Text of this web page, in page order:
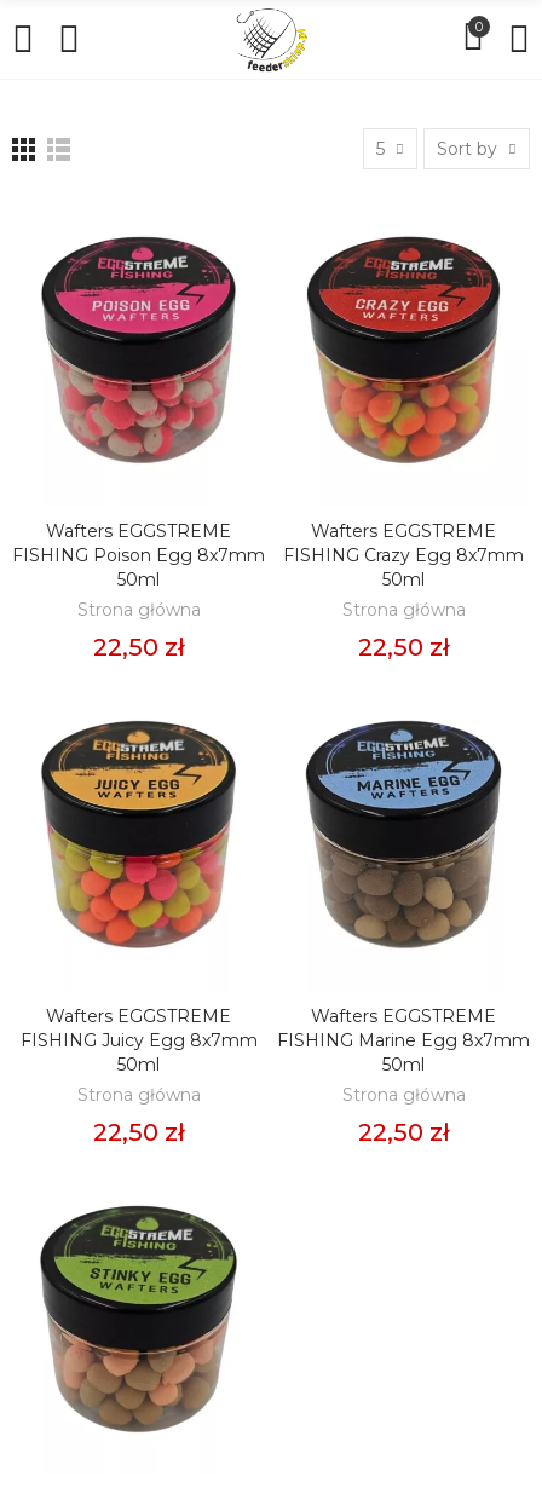
0
5 Sort by
DODAJ DO KOSZYKA
Wafters EGGSTREME
FISHING Poison Egg 8x7mm
50ml
Strona główna
22,50 zł
DODAJ DO KOSZYKA
Wafters EGGSTREME
FISHING Crazy Egg 8x7mm
50ml
Strona główna
22,50 zł
DODAJ DO KOSZYKA
Wafters EGGSTREME
FISHING Juicy Egg 8x7mm
50ml
Strona główna
22,50 zł
DODAJ DO KOSZYKA
Wafters EGGSTREME
FISHING Marine Egg 8x7mm
50ml
Strona główna
22,50 zł